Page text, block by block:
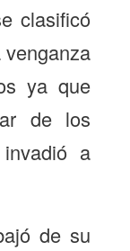
clasificó
ya que
de los
a
de su